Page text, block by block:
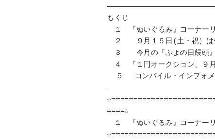
もくじ
１　『ぬいぐるみ』コーナー
２　　９月１５日(土・祝）は
３　　今月の『ぷよの日饅頭
４　『１円オークション』９
====☆
１　『ぬいぐるみ』コーナー